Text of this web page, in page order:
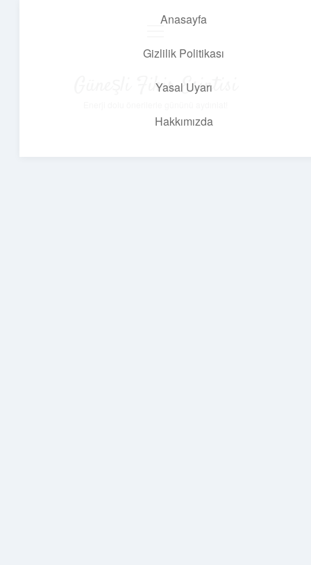
Anasayfa
Gizlilik Politikası
Yasal Uyarı
Hakkımızda
Güneşli Fikir Esintisi